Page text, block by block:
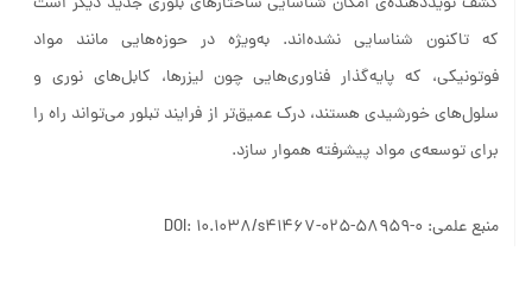
که تاکنون شناسایی نشده‌اند. به‌ویژه در حوزه‌هایی مانند مواد
فوتونیکی، که پایه‌گذار فناوری‌هایی چون لیزرها، کابل‌های نوری و
سلول‌های خورشیدی هستند، درک عمیق‌تر از فرایند تبلور می‌تواند راه را
برای توسعه‌ی مواد پیشرفته هموار سازد.
منبع علمی: DOI: 10.1038/s41467-025-58959-0